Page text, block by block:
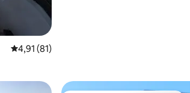
Calificación promedio: 4,91 de 5. 81
4,91 (81)